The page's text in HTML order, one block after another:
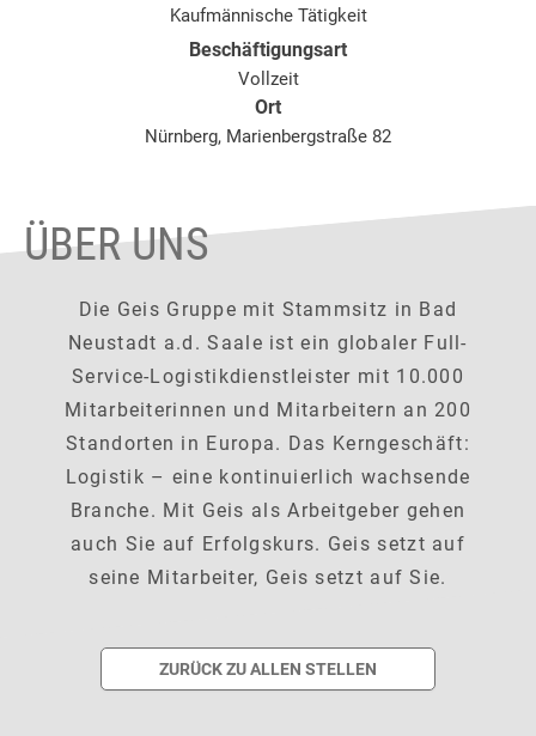
Kaufmännische Tätigkeit
Beschäftigungsart
Vollzeit
Ort
Nürnberg, Marienbergstraße 82
ÜBER UNS
Die Geis Gruppe mit Stammsitz in Bad
Neustadt a.d. Saale ist ein globaler Full-
Service-Logistikdienstleister mit 10.000
Mitarbeiterinnen und Mitarbeitern an 200
Standorten in Europa. Das Kerngeschäft:
Logistik – eine kontinuierlich wachsende
Branche. Mit Geis als Arbeitgeber gehen
auch Sie auf Erfolgskurs. Geis setzt auf
seine Mitarbeiter, Geis setzt auf Sie.
ZURÜCK ZU ALLEN STELLEN